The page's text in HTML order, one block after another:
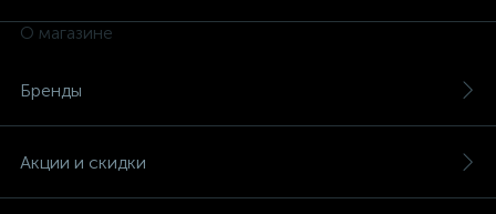
О магазине
Бренды
Акции и скидки